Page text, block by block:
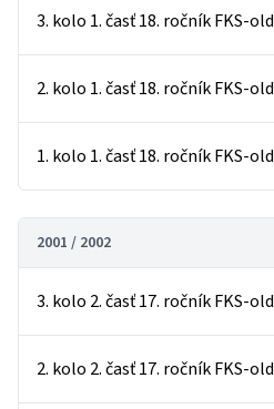
3. kolo 1. časť 18. ročník FKS-old
2. kolo 1. časť 18. ročník FKS-old
1. kolo 1. časť 18. ročník FKS-old
2001 / 2002
3. kolo 2. časť 17. ročník FKS-old
2. kolo 2. časť 17. ročník FKS-old